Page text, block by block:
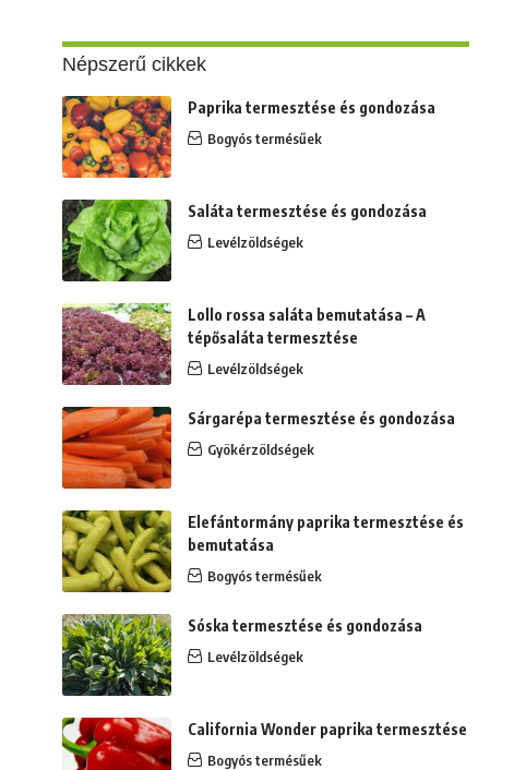
Népszerű cikkek
Paprika termesztése és gondozása
Bogyós termésűek
Saláta termesztése és gondozása
Levélzöldségek
Lollo rossa saláta bemutatása – A
tépősaláta termesztése
Levélzöldségek
Sárgarépa termesztése és gondozása
Gyökérzöldségek
Elefántormány paprika termesztése és
bemutatása
Bogyós termésűek
Sóska termesztése és gondozása
Levélzöldségek
California Wonder paprika termesztése
Bogyós termésűek